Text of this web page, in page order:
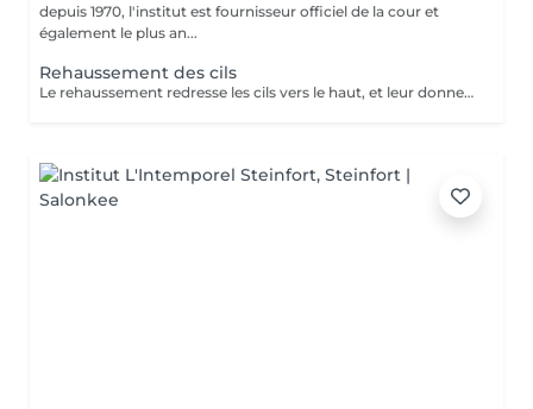
depuis 1970, l'institut est fournisseur officiel de la cour et
également le plus an...
Rehaussement des cils
Le rehaussement redresse les cils vers le haut, et leur donne une superbe courbure, de la longueur, de la hauteur et du volume : vos cils paraissent plus longs et plus denses. Pour toutes celles qui veulent avoir un regard intense et des cils plus longs c'est une technique qui rallonge vos propres cils sans avoir recours aux extensions de cils. Elle peut être complémentaire à l'application d'extensions de cils, afin de faciliter leur application lorsque vos cils sont trop droits ou trop recourbés : Une beauté en un clin d'oeil ! Le soin ne dure que 45 minutes et n'est pas inconfortable : son effet recourbant dure entre 8 et 12 semaines, ce qui correspond au cycle naturel des cils. Tout de suite après le rehaussement, nous vous proposons soit une teinture des cils, pour intensifier la couleur de vos cils, soit un soin à la kératine, un traitement unique pour nourrir, épaissir et hydrater vos cils naturels ,soit l'application d'un mascara semi-permanent afin d'en améliorer encore l'aspect ' maquillé ' ( tenue 3-4 semaines). Vous avez la possibilité de faire tous ces soins en un même séance :))